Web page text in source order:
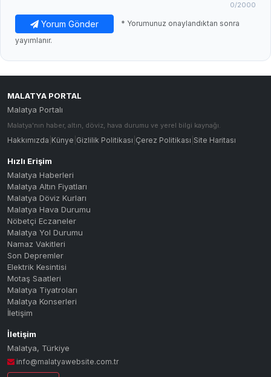
0/2000
Yorum Gönder
* Yorumunuz onaylandıktan sonra
yayımlanır.
MALATYA PORTAL
Malatya Portalı
Malatya'nın haber, altın, döviz, hava durumu ve yerel bilgi kaynağı.
Hakkımızda Künye Gizlilik Politikası Çerez Politikası Site Haritası
Hızlı Erişim
Malatya Haberleri
Malatya Altın Fiyatları
Malatya Döviz Kurları
Malatya Hava Durumu
Nöbetçi Eczaneler
Malatya Yol Durumu
Namaz Vakitleri
Son Depremler
Elektrik Kesintisi
Motaş Saatleri
Malatya Tiyatroları
Malatya Konserleri
İletişim
İletişim
Malatya, Türkiye
info@malatyawebsite.com.tr